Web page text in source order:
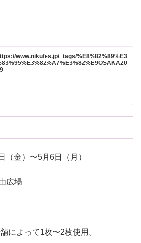
www.nikufes.jp/_tags/%E8%82%89%E3
（金）〜5月6日（月）
広場
によって1枚〜2枚使用。